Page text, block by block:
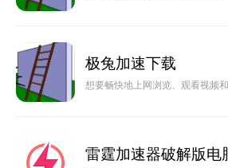
极兔加速下载
想要畅快地上网浏览、观看视频
雷霆加速器破解版电